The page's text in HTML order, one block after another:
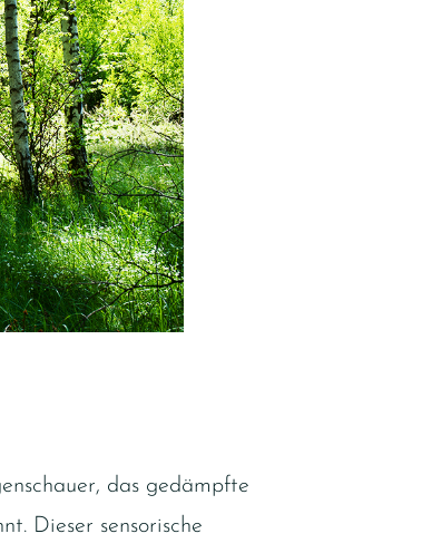
das gedämpfte
Dieser sensorische